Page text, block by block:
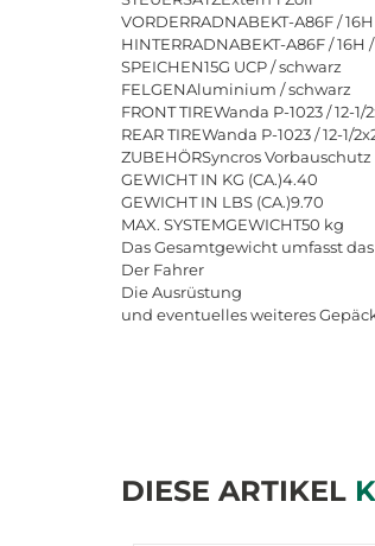
VORDERRADNABEKT-A86F /
HINTERRADNABEKT-A86F / 16H
SPEICHEN15G UCP / schwarz
FELGENAluminium / schwarz
FRONT TIREWanda P-1023 / 12-1/
REAR TIREWanda P-1023 / 12-1/
ZUBEHÖRSyncros Vorbauschutz
GEWICHT IN KG (CA.)4.40
GEWICHT IN LBS (CA.)9.70
MAX. SYSTEMGEWICHT50 kg
Das Gesamtgewicht umfasst
Der Fahrer
Die Ausrüstung
und eventuelles weiteres
DIESE ARTIKEL